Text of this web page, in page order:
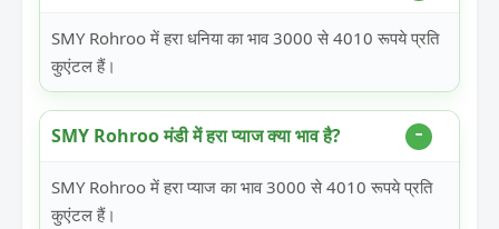
SMY Rohroo में हरा धनिया का भाव 3000 से 4010 रूपये प्रति
कुएंटल हैं।
SMY Rohroo मंडी में हरा प्याज क्या भाव है?
SMY Rohroo में हरा प्याज का भाव 3000 से 4010 रूपये प्रति
कुएंटल हैं।